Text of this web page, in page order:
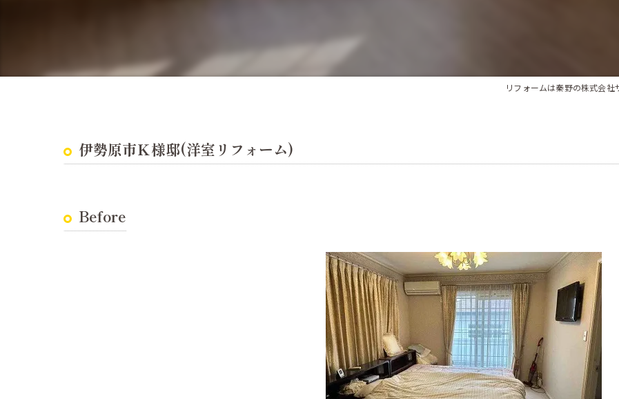
アスベストの事前調査について
耐震診断 法人様向け
リフォームは秦野の株式会社
伊勢原市Ｋ様邸(洋室リフォーム)
Before